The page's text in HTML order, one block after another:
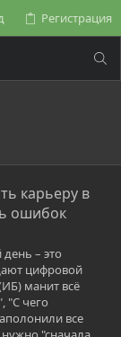
Регистрация
карьеру в
ошибок
– это
цифровой
манит всё
"С чего
все